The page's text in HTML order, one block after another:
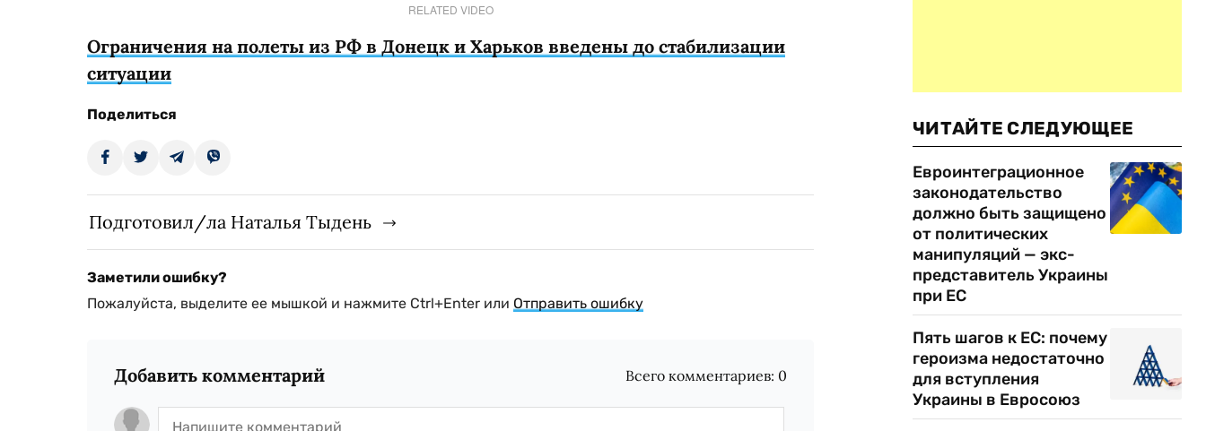
RELATED VIDEO
Ограничения на полеты из РФ в Донецк и Харьков введены до стабилизации
ситуации
Поделиться
Подготовил/ла Наталья Тыдень
Заметили ошибку?
Пожалуйста, выделите ее мышкой и нажмите Ctrl+Enter или Отправить ошибку
Добавить комментарий Всего комментариев: 0
ЧИТАЙТЕ СЛЕДУЮЩЕЕ
Евроинтеграционное
законодательство
должно быть защищено
от политических
манипуляций — экс-
представитель Украины
при ЕС
Пять шагов к ЕС: почему
героизма недостаточно
для вступления
Украины в Евросоюз